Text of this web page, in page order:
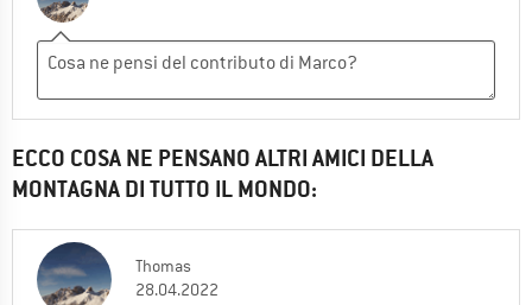
ECCO COSA NE PENSANO ALTRI AMICI DELLA
MONTAGNA DI TUTTO IL MONDO:
Thomas
28.04.2022